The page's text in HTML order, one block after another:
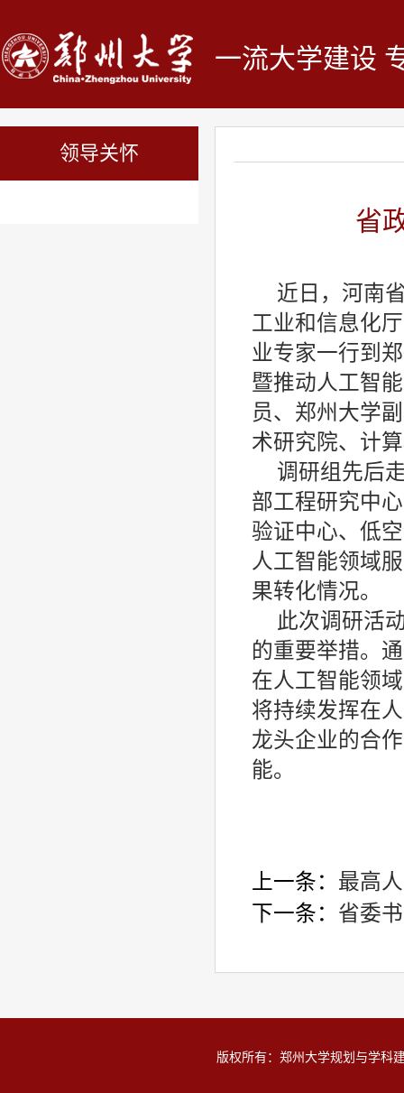
一流大学建设
领导关怀
省
近日，河南
工业和信息化
业专家一行到
暨推动人工智
员、郑州大学
术研究院、计
调研组先后
部工程研究中
验证中心、低
人工智能领域
果转化情况。
此次调研活
的重要举措。
在人工智能领
将持续发挥在
龙头企业的合
能。
上一条： 最高
下一条： 省委
版权所有：郑州大学规划与学